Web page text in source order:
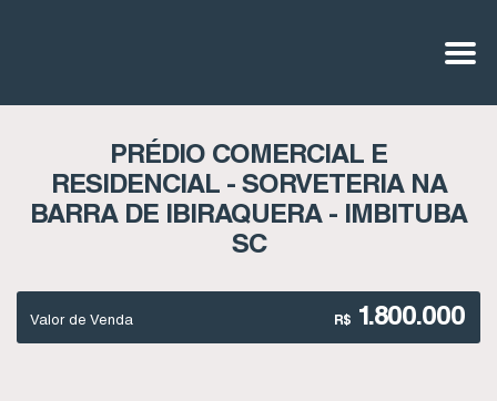
PRÉDIO COMERCIAL E
RESIDENCIAL - SORVETERIA NA
BARRA DE IBIRAQUERA - IMBITUBA
SC
R$ 1.800.000
Valor de Venda